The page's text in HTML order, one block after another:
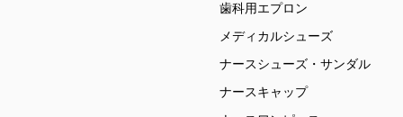
歯科用エプロン
メディカルシューズ
ナースシューズ・サンダル
ナースキャップ